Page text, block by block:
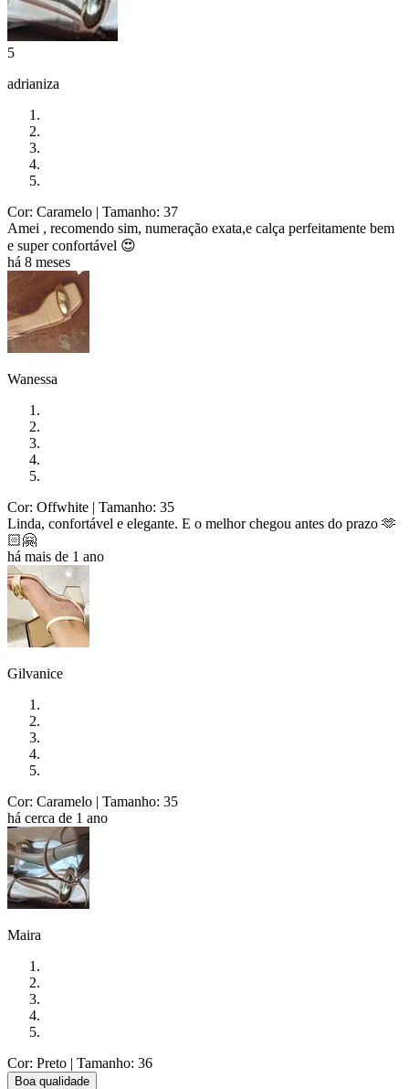
5
adrianiza
Cor: Caramelo | Tamanho: 37
Amei , recomendo sim, numeração exata,e calça perfeitamente bem
e super confortável 😍
há 8 meses
Wanessa
Cor: Offwhite | Tamanho: 35
Linda, confortável e elegante. E o melhor chegou antes do prazo 🫶
🏻🤗
há mais de 1 ano
Gilvanice
Cor: Caramelo | Tamanho: 35
há cerca de 1 ano
Maira
Cor: Preto | Tamanho: 36
Boa qualidade